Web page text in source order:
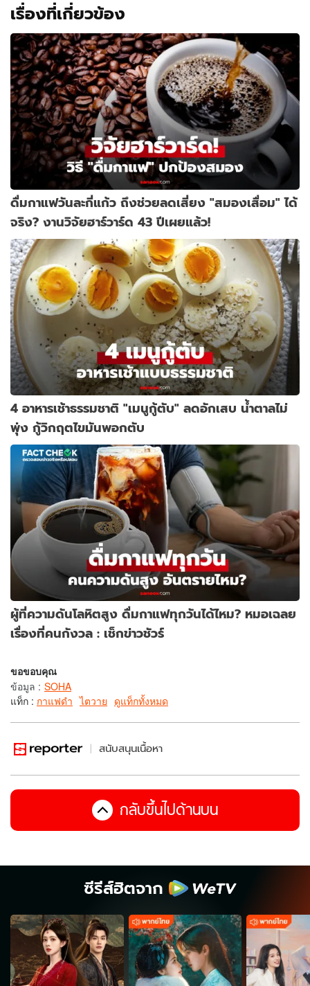
เรื่องที่เกี่ยวข้อง
ดื่มกาแฟวันละกี่แก้ว ถึงช่วยลดเสี่ยง "สมองเสื่อม" ได้
จริง? งานวิจัยฮาร์วาร์ด 43 ปีเผยแล้ว!
4 อาหารเช้าธรรมชาติ "เมนูกู้ตับ" ลดอักเสบ น้ำตาลไม่
พุ่ง กู้วิกฤตไขมันพอกตับ
ผู้ที่ความดันโลหิตสูง ดื่มกาแฟทุกวันได้ไหม? หมอเฉลย
เรื่องที่คนกังวล : เช็กข่าวชัวร์
ขอขอบคุณ
ข้อมูล : SOHA
แท็ก : กาแฟดำ ไตวาย ดูแท็กทั้งหมด
สนับสนุนเนื้อหา
กลับขึ้นไปด้านบน
ซีรีส์ฮิตจาก